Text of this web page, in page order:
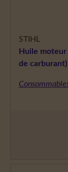
STIHL
Huile moteur
de carburant)